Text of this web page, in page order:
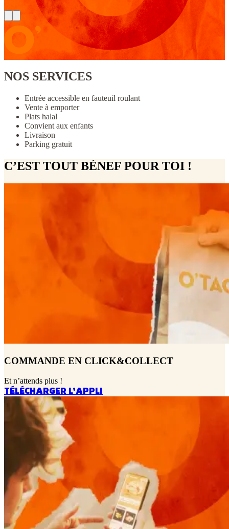
NOS SERVICES
Entrée accessible en fauteuil roulant
Vente à emporter
Plats halal
Convient aux enfants
Livraison
Parking gratuit
C’EST TOUT BÉNEF POUR TOI !
COMMANDE EN CLICK&COLLECT
Et n’attends plus !
TÉLÉCHARGER L’APPLI